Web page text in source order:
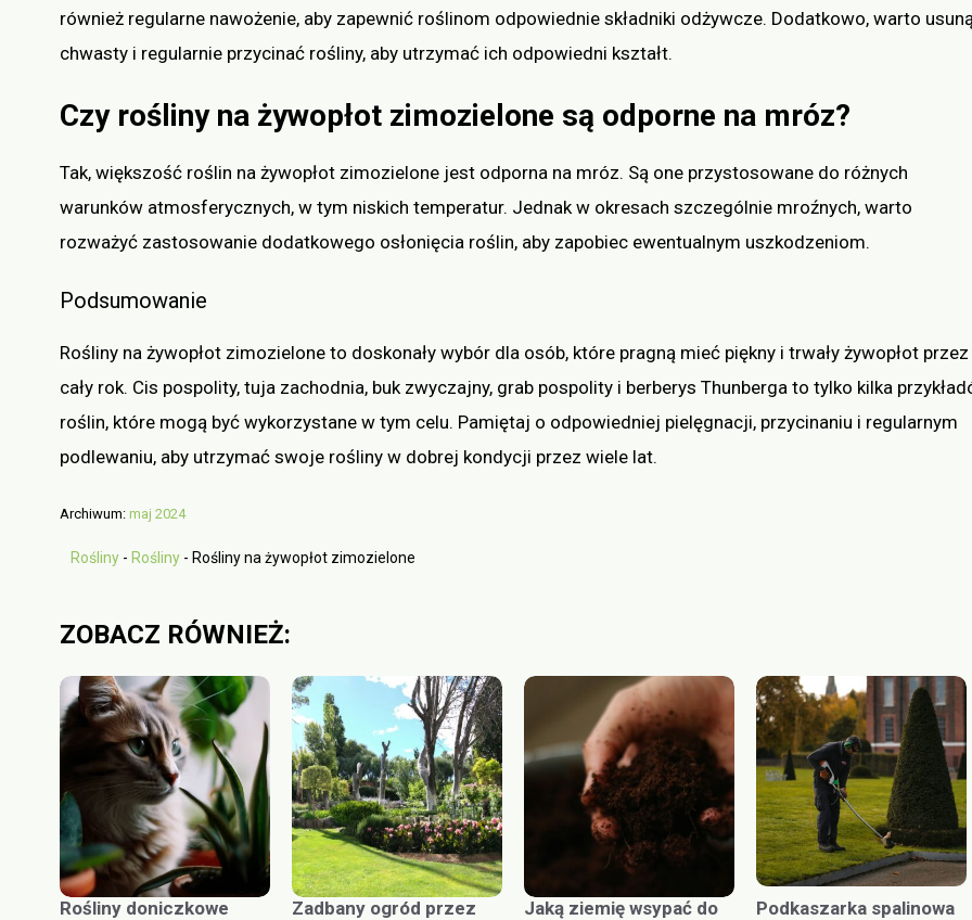
również regularne nawożenie, aby zapewnić roślinom odpowiednie składniki odżywcze. Dodatkowo, warto
chwasty i regularnie przycinać rośliny, aby utrzymać ich odpowiedni kształt.
Czy rośliny na żywopłot zimozielone są odporne na mróz?
Tak, większość roślin na żywopłot zimozielone jest odporna na mróz. Są one przystosowane do różnych
warunków atmosferycznych, w tym niskich temperatur. Jednak w okresach szczególnie mroźnych, warto
rozważyć zastosowanie dodatkowego osłonięcia roślin, aby zapobiec ewentualnym uszkodzeniom.
Podsumowanie
Rośliny na żywopłot zimozielone to doskonały wybór dla osób, które pragną mieć piękny i trwały żywopłot przez
cały rok. Cis pospolity, tuja zachodnia, buk zwyczajny, grab pospolity i berberys Thunberga to tylko kilka
roślin, które mogą być wykorzystane w tym celu. Pamiętaj o odpowiedniej pielęgnacji, przycinaniu i regularnym
podlewaniu, aby utrzymać swoje rośliny w dobrej kondycji przez wiele lat.
Archiwum: maj 2024
Rośliny - Rośliny - Rośliny na żywopłot zimozielone
ZOBACZ RÓWNIEŻ:
Rośliny doniczkowe
Zadbany ogród przez
Jaką ziemię wsypać do
Podkaszarka spalinowa